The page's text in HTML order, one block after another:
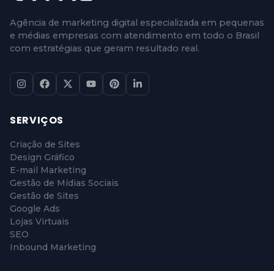
Agência de marketing digital especializada em pequenas
e médias empresas com atendimento em todo o Brasil
com estratégias que geram resultado real.
SERVIÇOS
Criação de Sites
Design Gráfico
E-mail Marketing
Gestão de Mídias Sociais
Gestão de Sites
Google Ads
Lojas Virtuais
SEO
Inbound Marketing